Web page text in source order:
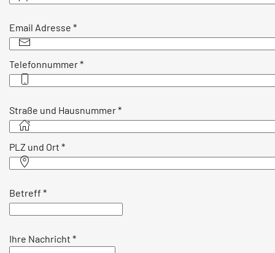
Email Adresse *
Telefonnummer*
Straße und Hausnummer*
PLZ und Ort *
Betreff *
Ihre Nachricht *